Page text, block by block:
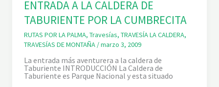
N
ENTRADA A LA CALDERA DE
TABURIENTE POR LA CUMBRECITA
RUTAS POR LA PALMA, Travesías, TRAVESÍA LA CALDERA,
TRAVESÍAS DE MONTAÑA/marzo 3, 2009
La entrada más aventurera a la caldera de
Taburiente INTRODUCCIÓN La Caldera de
Taburiente es Parque Nacional y esta situado